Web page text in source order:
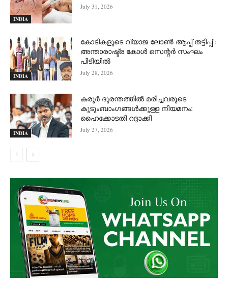
INDIA
July 31, 2026
INDIA
കോടികളുടെ വ്യാജ ലോൺ ആപ്പ് തട്ടിപ്പ് :
അന്താരാഷ്ട്ര കോൾ സെന്റർ സംഘം
പിടിയില്‍
July 28, 2026
INDIA
കരൂർ ദുരന്തത്തിൽ മരിച്ചവരുടെ
കുടുംബാംഗങ്ങൾക്കുള്ള നിയമനം:
ഹൈക്കോടതി റദ്ദാക്കി
July 27, 2026